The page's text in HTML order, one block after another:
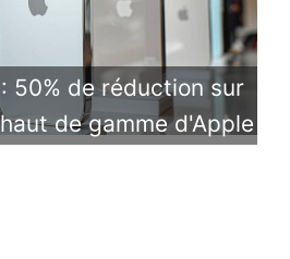
50% de réduction sur
de gamme d'Apple